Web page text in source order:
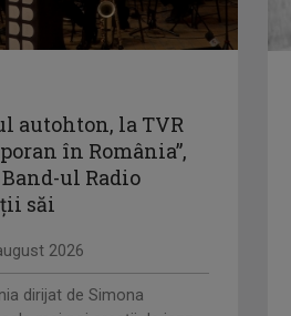
autohton, la TVR
în România”,
ul Radio
săi
2026
dirijat de Simona